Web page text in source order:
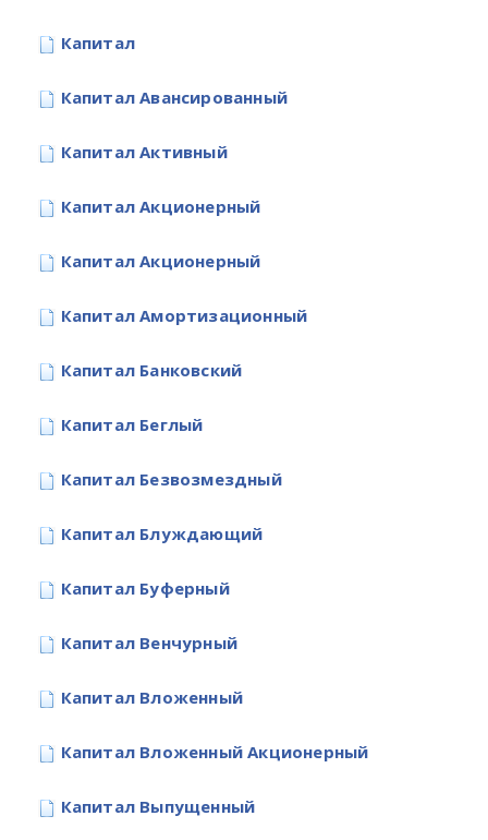
Капитал
Капитал Авансированный
Капитал Активный
Капитал Акционерный
Капитал Акционерный
Капитал Амортизационный
Капитал Банковский
Капитал Беглый
Капитал Безвозмездный
Капитал Блуждающий
Капитал Буферный
Капитал Венчурный
Капитал Вложенный
Капитал Вложенный Акционерный
Капитал Выпущенный